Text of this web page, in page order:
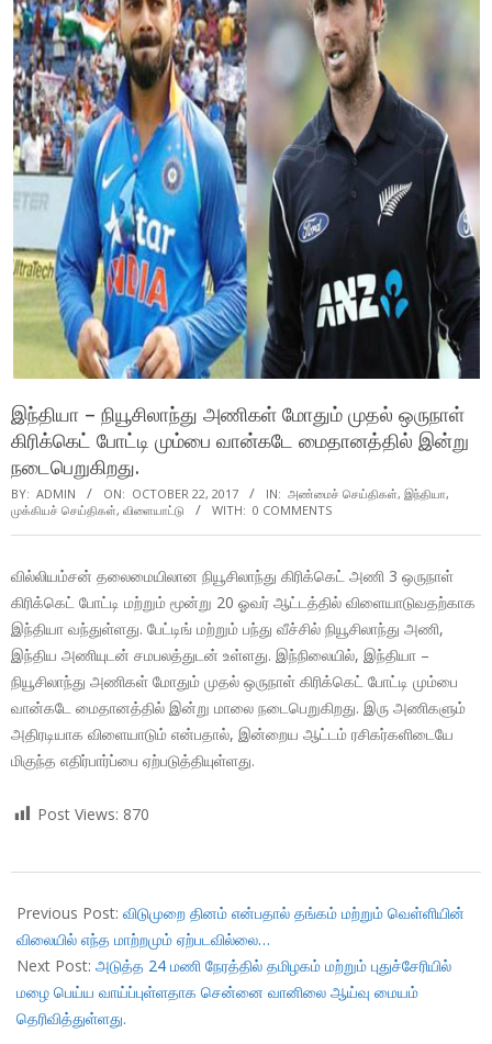
இந்தியா – நியூசிலாந்து அணிகள் மோதும் முதல் ஒருநாள்
கிரிக்கெட் போட்டி மும்பை வான்கடே மைதானத்தில் இன்று
நடைபெறுகிறது.
BY: ADMIN ON: OCTOBER 22, 2017 IN: அண்மைச் செய்திகள், இந்தியா,
முக்கியச் செய்திகள், விளையாட்டு WITH: 0 COMMENTS
வில்லியம்சன் தலைமையிலான நியூசிலாந்து கிரிக்கெட் அணி 3 ஒருநாள்
கிரிக்கெட் போட்டி மற்றும் மூன்று 20 ஓவர் ஆட்டத்தில் விளையாடுவதற்காக
இந்தியா வந்துள்ளது. பேட்டிங் மற்றும் பந்து வீச்சில் நியூசிலாந்து அணி,
இந்திய அணியுடன் சமபலத்துடன் உள்ளது. இந்நிலையில், இந்தியா –
நியூசிலாந்து அணிகள் மோதும் முதல் ஒருநாள் கிரிக்கெட் போட்டி மும்பை
வான்கடே மைதானத்தில் இன்று மாலை நடைபெறுகிறது. இரு அணிகளும்
அதிரடியாக விளையாடும் என்பதால், இன்றைய ஆட்டம் ரசிகர்களிடையே
மிகுந்த எதிர்பார்ப்பை ஏற்படுத்தியுள்ளது.
Post Views: 870
10-
22
Previous Post: விடுமுறை தினம் என்பதால் தங்கம் மற்றும் வெள்ளியின்
விலையில் எந்த மாற்றமும் ஏற்படவில்லை…
Next Post: அடுத்த 24 மணி நேரத்தில் தமிழகம் மற்றும் புதுச்சேரியில்
மழை பெய்ய வாய்ப்புள்ளதாக சென்னை வானிலை ஆய்வு மையம்
தெரிவித்துள்ளது.